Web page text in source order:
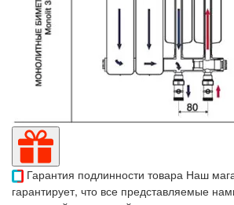
Гарантия подлинности товара Наш
гарантирует, что все представляемые